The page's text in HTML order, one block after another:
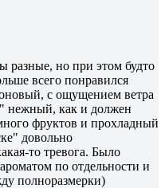
разные, но при этом будто
всего понравился
с ощущением ветра
нежный, как и должен
фруктов и прохладный
довольно
то тревога. Было
по отдельности и
полноразмерки)